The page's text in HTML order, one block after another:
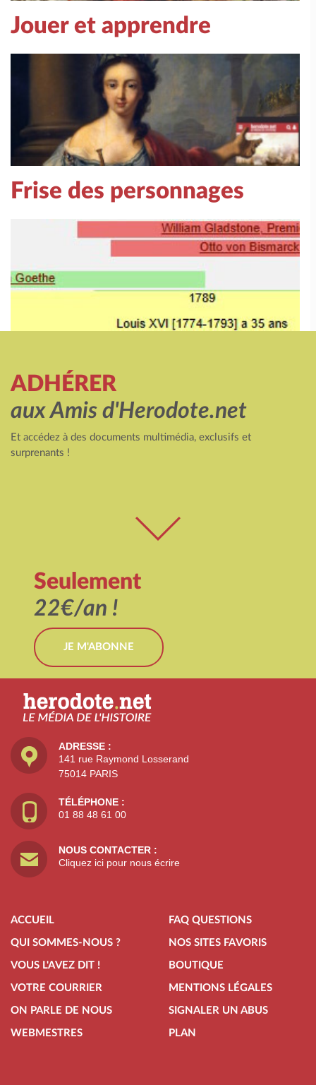
Jouer et apprendre
Frise des personnages
ADHÉRER
aux Amis d'Herodote.net
Et accédez à des documents multimédia, exclusifs et
surprenants !
Seulement
22€/an !
JE M'ABONNE
ADRESSE :
141 rue Raymond Losserand
75014 PARIS
TÉLÉPHONE :
01 88 48 61 00
NOUS CONTACTER :
Cliquez ici pour nous écrire
ACCUEIL
QUI SOMMES-NOUS ?
VOUS L'AVEZ DIT !
VOTRE COURRIER
ON PARLE DE NOUS
WEBMESTRES
FAQ QUESTIONS
NOS SITES FAVORIS
BOUTIQUE
MENTIONS LÉGALES
SIGNALER UN ABUS
PLAN